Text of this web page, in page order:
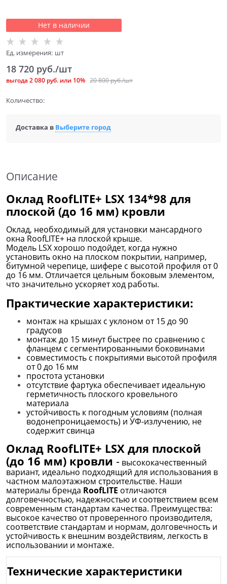
Нет в наличии
Ед. измерения: шт
20 800 руб./шт
18 720 руб./шт
выгода 2 080 руб. или 10%
Количество:
Доставка в Выберите город
Описание
Оклад RoofLITE+ LSX 134*98 для
плоской (до 16 мм) кровли
Оклад, необходимый для установки мансардного
окна RoofLITE+ на плоской крыше.
Модель LSX хорошо подойдет, когда нужно
установить окно на плоском покрытии, например,
битумной черепице, шифере с высотой профиля от 0
до 16 мм. Отличается цельным боковым элементом,
что значительно ускоряет ход работы.
Практические характеристики:
монтаж на крышах с уклоном от 15 до 90
градусов
монтаж до 15 минут быстрее по сравнению с
фланцем с сегментированными боковинами
совместимость с покрытиями высотой профиля
от 0 до 16 мм
простота установки
отсутствие фартука обеспечивает идеальную
герметичность плоского кровельного
материала
устойчивость к погодным условиям (полная
водонепроницаемость) и УФ-излучению, не
содержит свинца
Оклад RoofLITE+ LSX для плоской
(до 16 мм) кровли - высококачественный
вариант, идеально подходящий для использования в
частном малоэтажном строительстве. Наши
материалы бренда RoofLITE отличаются
долговечностью, надежностью и соответствием всем
современным стандартам качества. Преимущества:
высокое качество от проверенного производителя,
соответствие стандартам и нормам, долговечность и
устойчивость к внешним воздействиям, легкость в
использовании и монтаже.
Технические характеристики